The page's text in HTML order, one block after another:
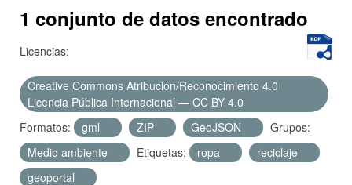
Acerca de
1 conjunto de datos encontrado
Licencias:
Creative Commons Atribución/Reconocimiento 4.0
Licencia Pública Internacional — CC BY 4.0
Formatos:
gml ZIP GeoJSON
Grupos:
Medio ambiente
Etiquetas: ropa
reciclaje
geoportal